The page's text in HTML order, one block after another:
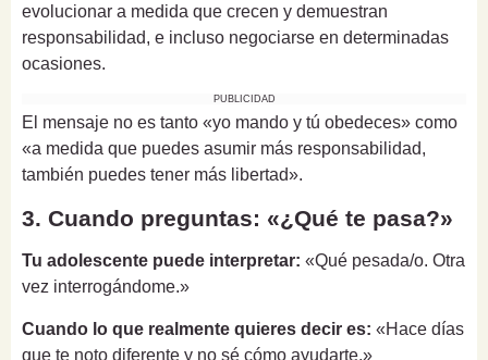
evolucionar a medida que crecen y demuestran
responsabilidad, e incluso negociarse en determinadas
ocasiones.
PUBLICIDAD
El mensaje no es tanto «yo mando y tú obedeces» como
«a medida que puedes asumir más responsabilidad,
también puedes tener más libertad».
3. Cuando preguntas: «¿Qué te pasa?»
Tu adolescente puede interpretar: «Qué pesada/o. Otra
vez interrogándome.»
Cuando lo que realmente quieres decir es: «Hace días
que te noto diferente y no sé cómo ayudarte.»